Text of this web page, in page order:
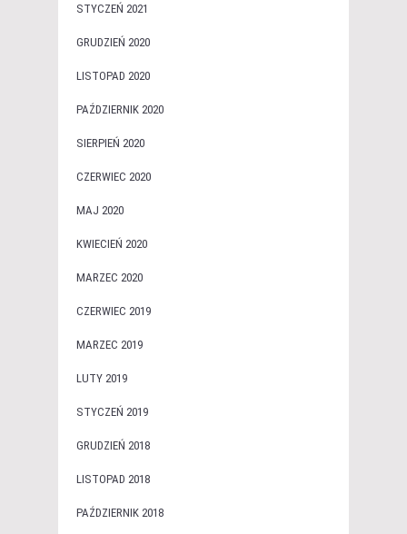
STYCZEŃ 2021
GRUDZIEŃ 2020
LISTOPAD 2020
PAŹDZIERNIK 2020
SIERPIEŃ 2020
CZERWIEC 2020
MAJ 2020
KWIECIEŃ 2020
MARZEC 2020
CZERWIEC 2019
MARZEC 2019
LUTY 2019
STYCZEŃ 2019
GRUDZIEŃ 2018
LISTOPAD 2018
PAŹDZIERNIK 2018